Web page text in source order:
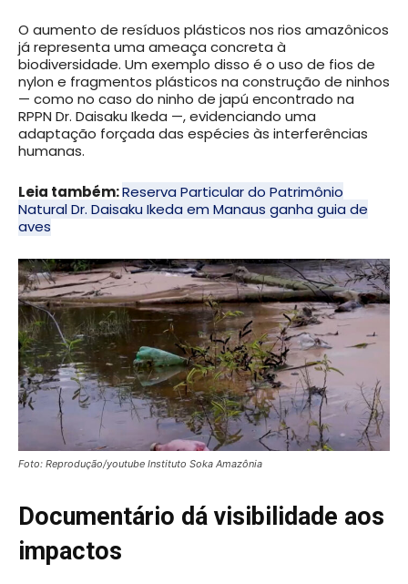
O aumento de resíduos plásticos nos rios amazônicos
já representa uma ameaça concreta à
biodiversidade. Um exemplo disso é o uso de fios de
nylon e fragmentos plásticos na construção de ninhos
— como no caso do ninho de japú encontrado na
RPPN Dr. Daisaku Ikeda —, evidenciando uma
adaptação forçada das espécies às interferências
humanas.
Leia também:Reserva Particular do Patrimônio
Natural Dr. Daisaku Ikeda em Manaus ganha guia de
aves
Foto: Reprodução/youtube Instituto Soka Amazônia
Documentário dá visibilidade aos
impactos